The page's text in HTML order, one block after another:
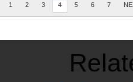
1 2 3 4 5 6 7